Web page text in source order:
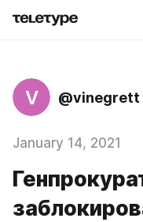
V @vinegrett
January 14, 2021